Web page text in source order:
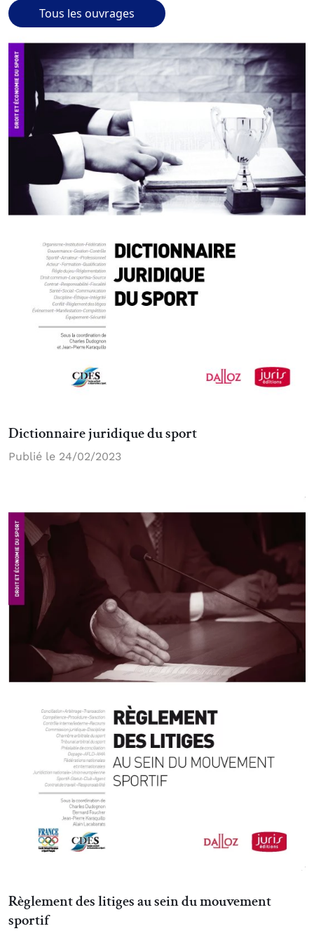
Tous les ouvrages
Dictionnaire juridique du sport
Publié le 24/02/2023
Règlement des litiges au sein du mouvement
sportif